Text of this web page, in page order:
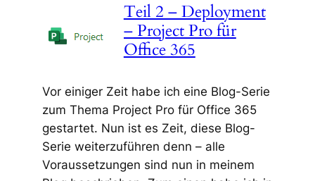
Teil 2 – Deployment
– Project Pro für
Office 365
Vor einiger Zeit habe ich eine Blog-Serie
zum Thema Project Pro für Office 365
gestartet. Nun ist es Zeit, diese Blog-
Serie weiterzuführen denn – alle
Voraussetzungen sind nun in meinem